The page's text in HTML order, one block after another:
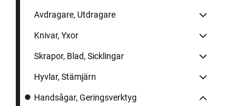
Avdragare, Utdragare
Knivar, Yxor
Skrapor, Blad, Sicklingar
Hyvlar, Stämjärn
Handsågar, Geringsverktyg